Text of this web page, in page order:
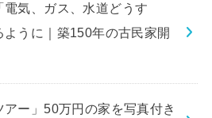
気、ガス、水道どうす
ように｜築150年の古民家開
アー」50万円の家を写真付き